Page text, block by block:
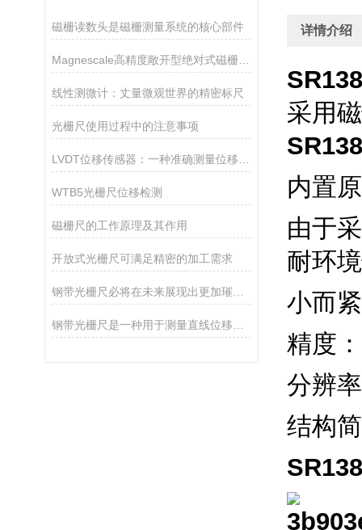
磁栅读数头是磁栅测量系统的核心部件
Magnescale高精度敞开型绝对式磁栅尺特征及亮点
线性测微计：丈量微观世界的精密标尺
光栅尺使用过程中的注意事项
WTB5光栅尺位移检测
磁栅尺的工作原理及其作用
开放式光栅尺可满足精密的加工需求
详情介绍
采用
内置
由于
耐环
小而
精度
分辨
结构